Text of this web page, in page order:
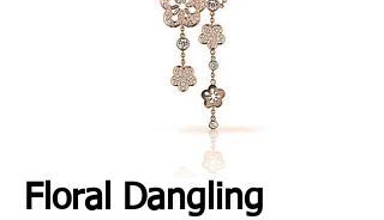
Floral Dangling